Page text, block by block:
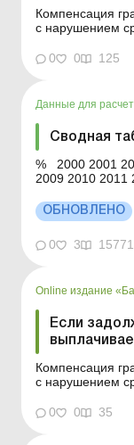
Компенсация
с нарушением
календарных
утвержденным
произведение
0 0 125
Данные для
Сводная
% 2000 2001 2002 2003 2004 2005 2006 2007 2008
ОБНОВЛЕНО
0 3 15771
Online издание
Если
Компенсация
с нарушением
календарных
утвержденным
0 0 35